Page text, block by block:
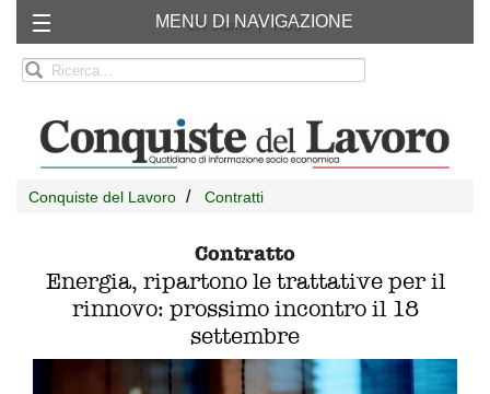
Chi siamo RSS
MENU DI NAVIGAZIONE
Conquiste del Lavoro Contratti
Contratto
Energia, ripartono le trattative per il
rinnovo: prossimo incontro il 18
settembre